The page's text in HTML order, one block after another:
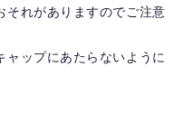
それがありますのでご注意
ップにあたらないように